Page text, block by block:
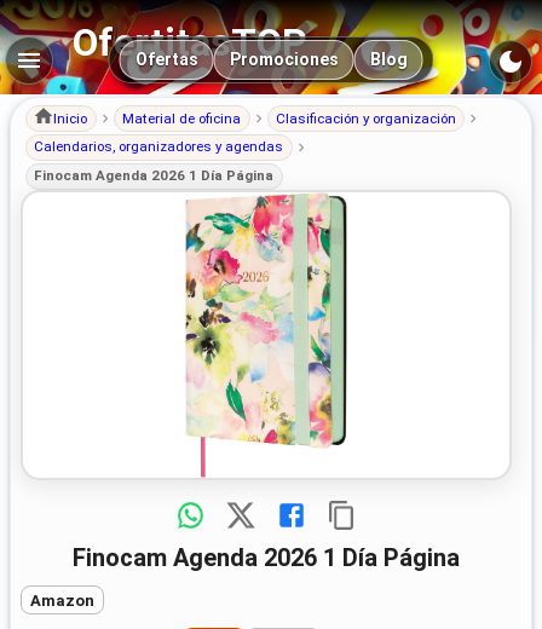
OfertitasTOP
Navegación principal
Ofertas Promociones Blog
Inicio Material de oficina
Clasificación y organización
Calendarios, organizadores y agendas
Finocam Agenda 2026 1 Día Página
Finocam Agenda 2026 1 Día Página
Amazon